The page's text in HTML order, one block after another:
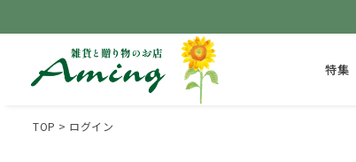
特集
TOP ログイン